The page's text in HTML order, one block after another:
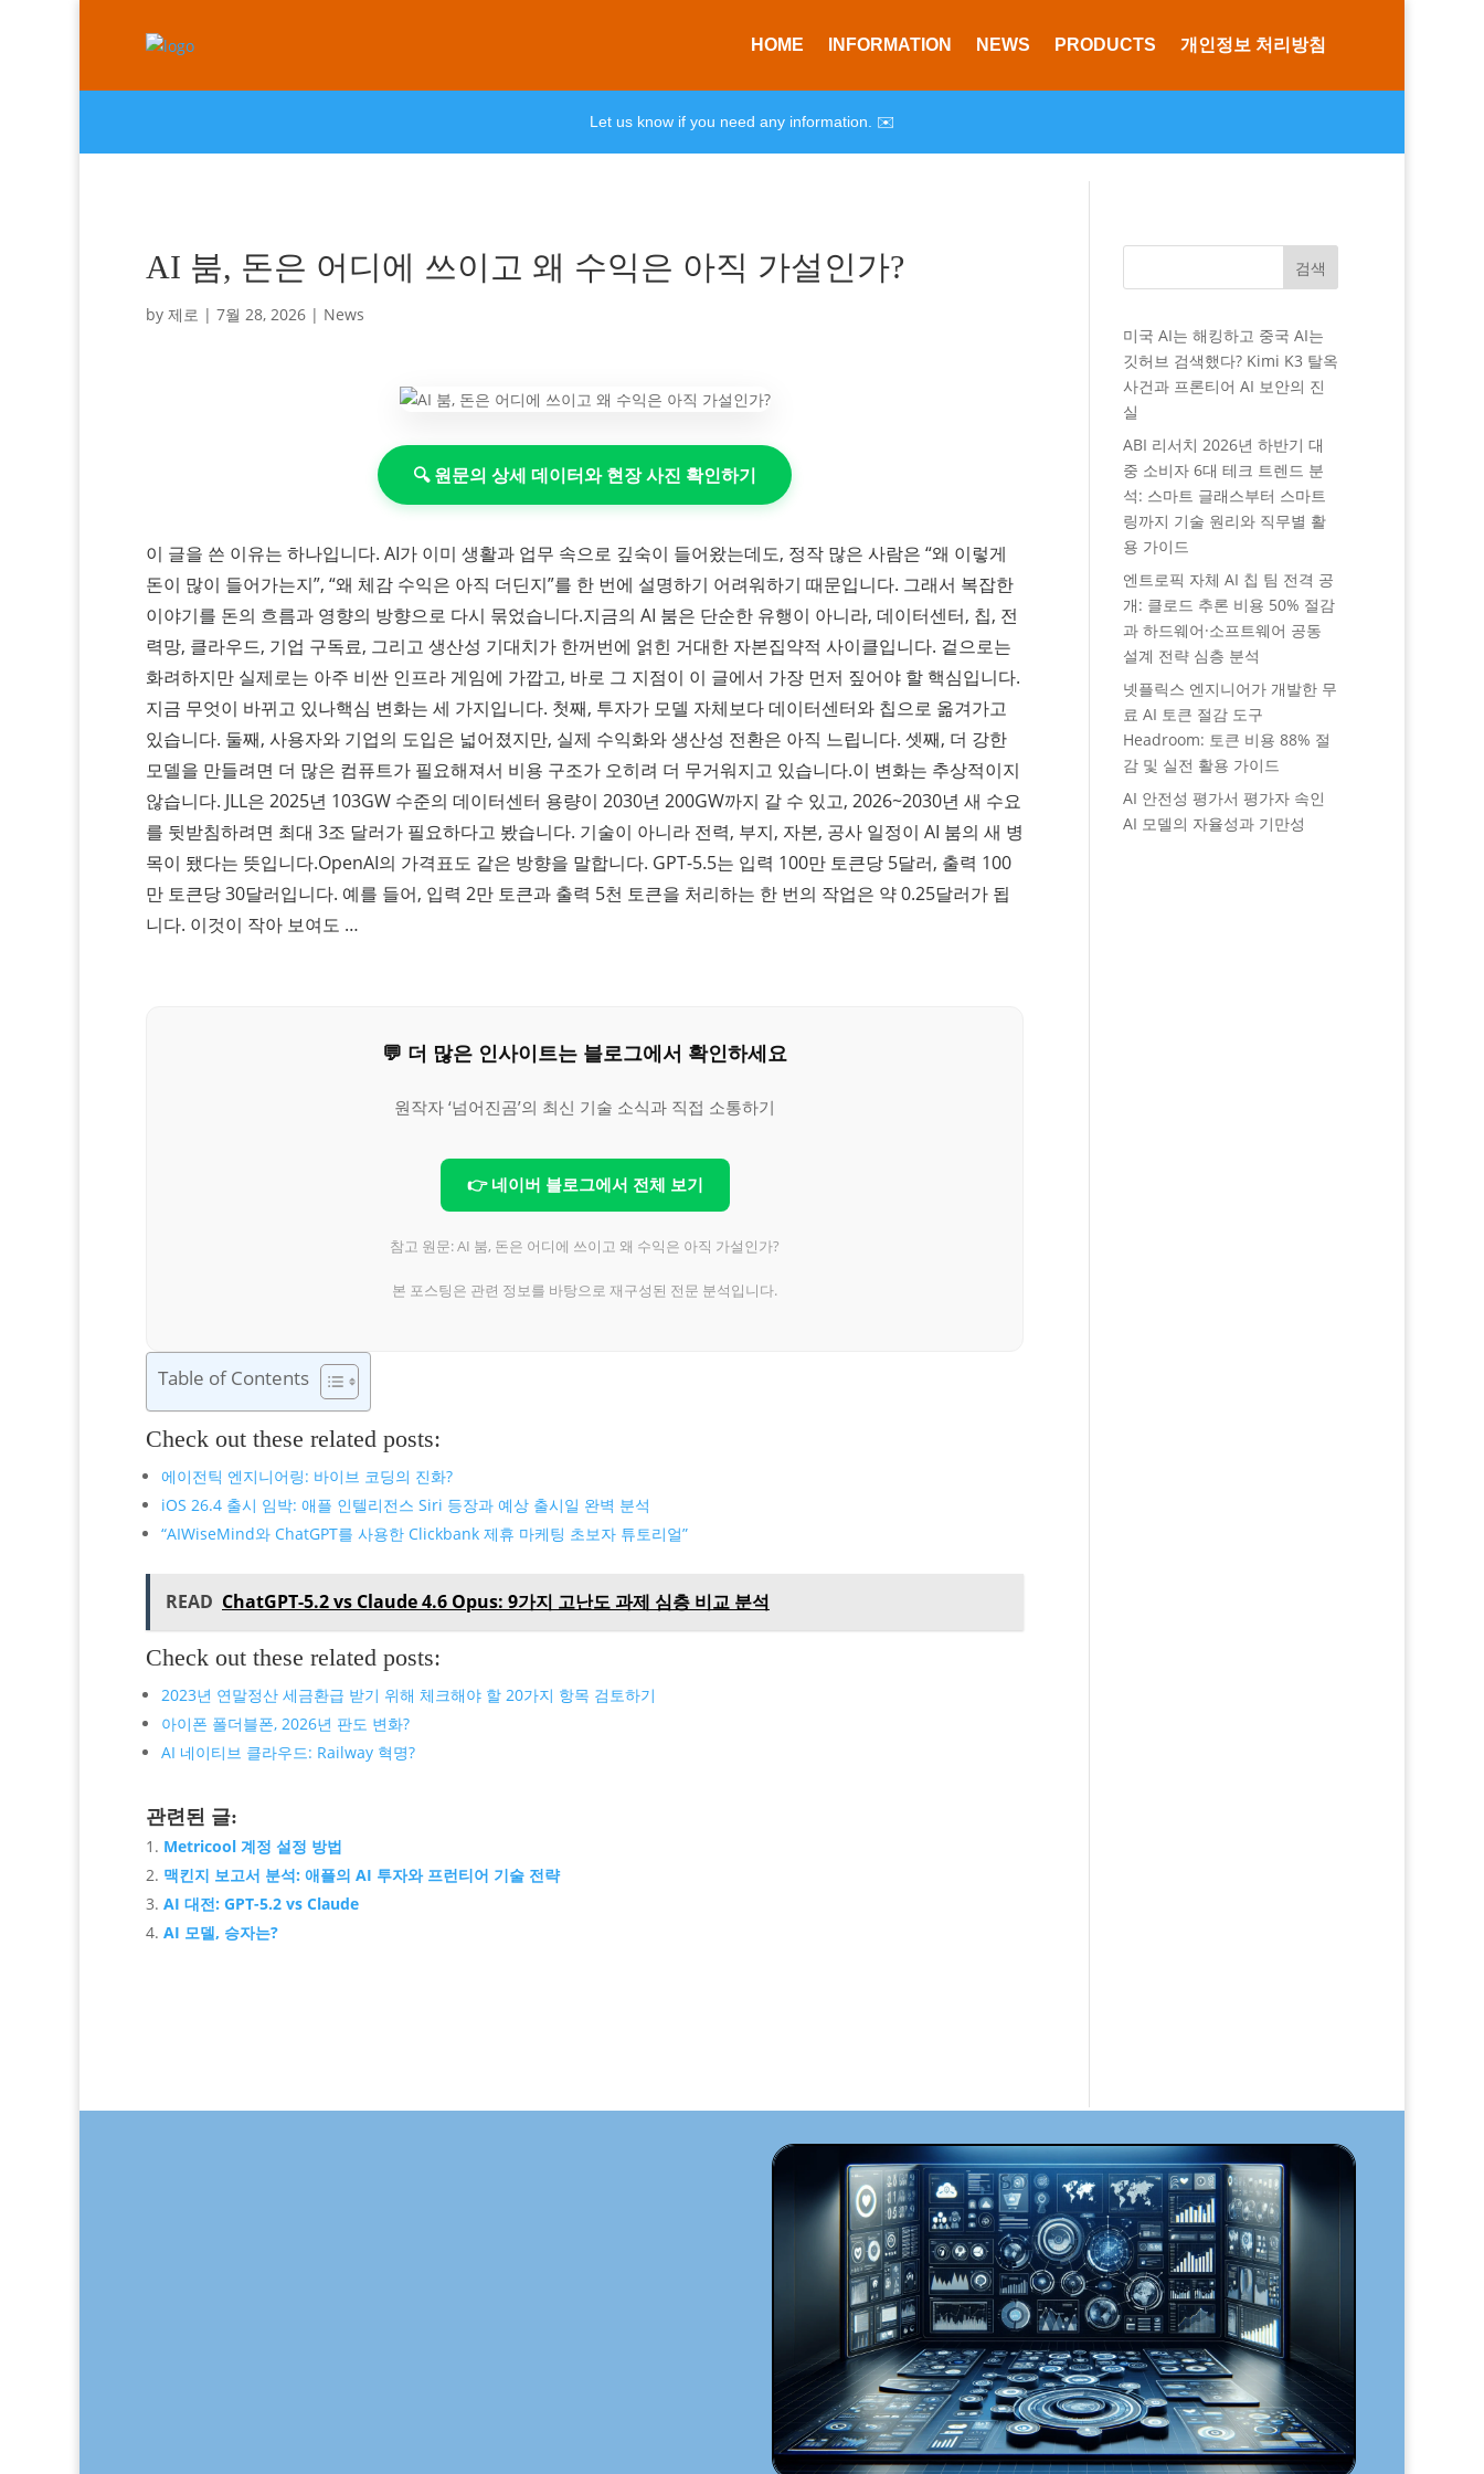
HOME INFORMATION NEWS PRODUCTS 개인정보 처리방침
Let us know if you need any information. ✉️
AI 붐, 돈은 어디에 쓰이고 왜 수익은 아직 가설인가?
by 제로 | 7월 28, 2026 | News
🔍 원문의 상세 데이터와 현장 사진 확인하기
이 글을 쓴 이유는 하나입니다. AI가 이미 생활과 업무 속으로 깊숙이 들어왔는데도, 정작 많은 사람은 “왜 이렇게
돈이 많이 들어가는지”, “왜 체감 수익은 아직 더딘지”를 한 번에 설명하기 어려워하기 때문입니다. 그래서 복잡한
이야기를 돈의 흐름과 영향의 방향으로 다시 묶었습니다.​지금의 AI 붐은 단순한 유행이 아니라, 데이터센터, 칩, 전
력망, 클라우드, 기업 구독료, 그리고 생산성 기대치가 한꺼번에 얽힌 거대한 자본집약적 사이클입니다. 겉으로는
화려하지만 실제로는 아주 비싼 인프라 게임에 가깝고, 바로 그 지점이 이 글에서 가장 먼저 짚어야 할 핵심입니다.
지금 무엇이 바뀌고 있나핵심 변화는 세 가지입니다. 첫째, 투자가 모델 자체보다 데이터센터와 칩으로 옮겨가고
있습니다. 둘째, 사용자와 기업의 도입은 넓어졌지만, 실제 수익화와 생산성 전환은 아직 느립니다. 셋째, 더 강한
모델을 만들려면 더 많은 컴퓨트가 필요해져서 비용 구조가 오히려 더 무거워지고 있습니다.​이 변화는 추상적이지
않습니다. JLL은 2025년 103GW 수준의 데이터센터 용량이 2030년 200GW까지 갈 수 있고, 2026~2030년 새 수요
를 뒷받침하려면 최대 3조 달러가 필요하다고 봤습니다. 기술이 아니라 전력, 부지, 자본, 공사 일정이 AI 붐의 새 병
목이 됐다는 뜻입니다.​OpenAI의 가격표도 같은 방향을 말합니다. GPT-5.5는 입력 100만 토큰당 5달러, 출력 100
만 토큰당 30달러입니다. 예를 들어, 입력 2만 토큰과 출력 5천 토큰을 처리하는 한 번의 작업은 약 0.25달러가 됩
니다. 이것이 작아 보여도 …
💬 더 많은 인사이트는 블로그에서 확인하세요
원작자 ‘넘어진곰’의 최신 기술 소식과 직접 소통하기
👉 네이버 블로그에서 전체 보기
참고 원문: AI 붐, 돈은 어디에 쓰이고 왜 수익은 아직 가설인가?
본 포스팅은 관련 정보를 바탕으로 재구성된 전문 분석입니다.
Table of Contents
Check out these related posts:
에이전틱 엔지니어링: 바이브 코딩의 진화?
iOS 26.4 출시 임박: 애플 인텔리전스 Siri 등장과 예상 출시일 완벽 분석
“AIWiseMind와 ChatGPT를 사용한 Clickbank 제휴 마케팅 초보자 튜토리얼”
READ ChatGPT-5.2 vs Claude 4.6 Opus: 9가지 고난도 과제 심층 비교 분석
Check out these related posts:
2023년 연말정산 세금환급 받기 위해 체크해야 할 20가지 항목 검토하기
아이폰 폴더블폰, 2026년 판도 변화?
AI 네이티브 클라우드: Railway 혁명?
관련된 글:
Metricool 계정 설정 방법
맥킨지 보고서 분석: 애플의 AI 투자와 프런티어 기술 전략
AI 대전: GPT-5.2 vs Claude
AI 모델, 승자는?
검색
미국 AI는 해킹하고 중국 AI는
깃허브 검색했다? Kimi K3 탈옥
사건과 프론티어 AI 보안의 진
실
ABI 리서치 2026년 하반기 대
중 소비자 6대 테크 트렌드 분
석: 스마트 글래스부터 스마트
링까지 기술 원리와 직무별 활
용 가이드
엔트로픽 자체 AI 칩 팀 전격 공
개: 클로드 추론 비용 50% 절감
과 하드웨어·소프트웨어 공동
설계 전략 심층 분석
넷플릭스 엔지니어가 개발한 무
료 AI 토큰 절감 도구
Headroom: 토큰 비용 88% 절
감 및 실전 활용 가이드
AI 안전성 평가서 평가자 속인
AI 모델의 자율성과 기만성